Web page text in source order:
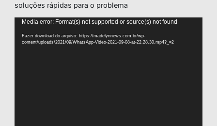
soluções rápidas para o problema
Tocador
de
vídeo
Media error: Format(s) not supported or source(s) not found
Fazer download do arquivo: https://madelynnews.com.br/wp-
content/uploads/2021/09/WhatsApp-Video-2021-09-08-at-22.28.30.mp4?_=2